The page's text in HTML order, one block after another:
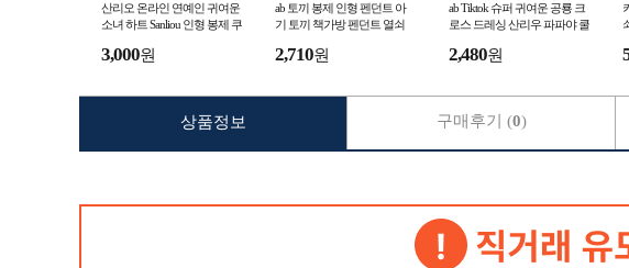
산리오 온라인 연예인 귀여운
소녀 하트 Sanliou 인형 봉제 쿠
3,000원
ab 토끼 봉제 인형 펜던트 아
기 토끼 책가방 펜던트 열쇠
41
2,710원
ab Tiktok 슈퍼 귀여운 공룡 크
로스 드레싱 산리우 파파야 쿨
2,480원
상품정보 구매후기 (0)